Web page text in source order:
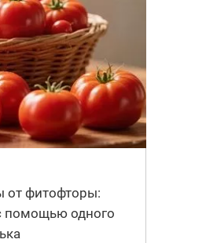
от фитофторы:
помощью одного